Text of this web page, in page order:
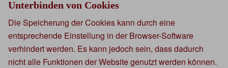
Unterbinden von Cookies
Die Speicherung der Cookies kann durch eine
entsprechende Einstellung in der Browser-Software
verhindert werden. Es kann jedoch sein, dass dadurch
nicht alle Funktionen der Website genutzt werden können.